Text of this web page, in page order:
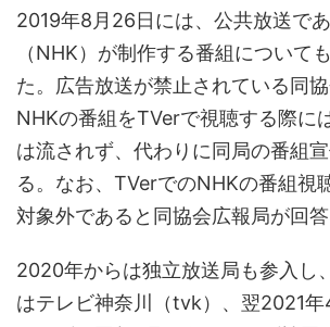
2019年8月26日には、公共放送で
（NHK）が制作する番組について
た。広告放送が禁止されている同協
NHKの番組をTVerで視聴する際に
は流されず、代わりに同局の番組
る。なお、TVerでのNHKの番組視
対象外であると同協会広報局が回答
2020年からは独立放送局も参入し
はテレビ神奈川（tvk）、翌2021